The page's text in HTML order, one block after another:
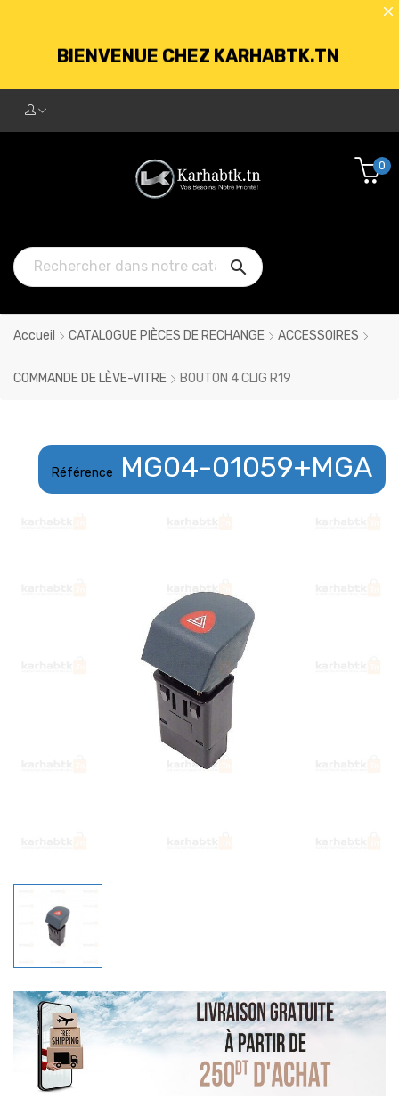
250DT D'ACHATS

0
Accueil CATALOGUE PIÈCES DE RECHANGE ACCESSOIRES
COMMANDE DE LÈVE-VITRE BOUTON 4 CLIG R19
Référence MG04-01059+MGA